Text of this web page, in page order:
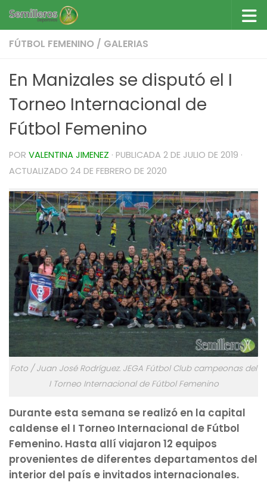
Saltar al contenido
FÚTBOL FEMENINO / GALERIAS
En Manizales se disputó el I
Torneo Internacional de
Fútbol Femenino
POR VALENTINA JIMENEZ · PUBLICADA 2 DE JULIO DE 2019 ·
ACTUALIZADO 24 DE FEBRERO DE 2020
Foto / Juan José Rodríguez. JEGA Fútbol Club campeonas del
I Torneo Internacional de Fútbol Femenino
Durante esta semana se realizó en la capital
caldense el I Torneo Internacional de Fútbol
Femenino. Hasta allí viajaron 12 equipos
provenientes de diferentes departamentos del
interior del país e invitados internacionales.